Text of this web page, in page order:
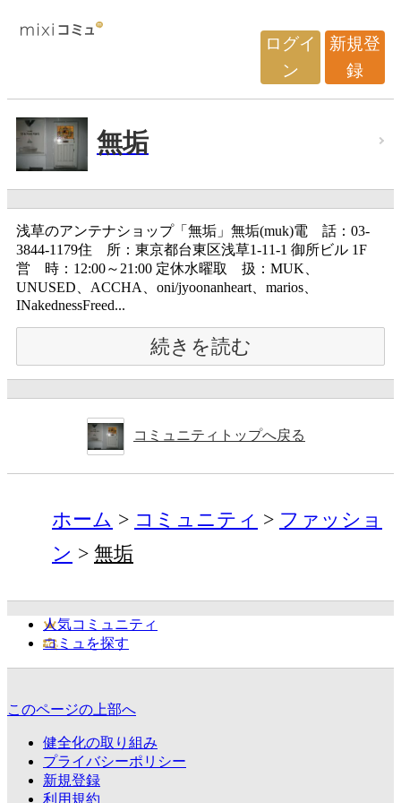
ログイ
ン
新規登
録
無垢
浅草のアンテナショップ「無垢」無垢(muk)電 話：03-
3844-1179住 所：東京都台東区浅草1-11-1 御所ビル 1F
営 時：12:00～21:00 定休水曜取 扱：MUK、
UNUSED、ACCHA、oni/jyoonanheart、marios、
INakednessFreed...
続きを読む
コミュニティトップへ戻る
ホーム コミュニティ
ファッショ
ン
無垢
人気コミュニティ
コミュを探す
このページの上部へ
健全化の取り組み
プライバシーポリシー
新規登録
利用規約